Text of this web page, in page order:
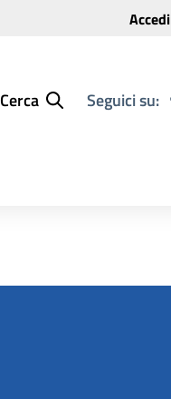
Accedi
Cerca Seguici su: